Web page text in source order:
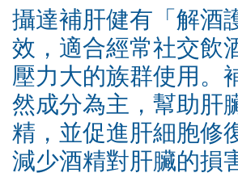
攝達補肝健有「解酒
效，適合經常社交飲
壓力大的族群使用。
然成分為主，幫助肝
精，並促進肝細胞修
減少酒精對肝臟的損